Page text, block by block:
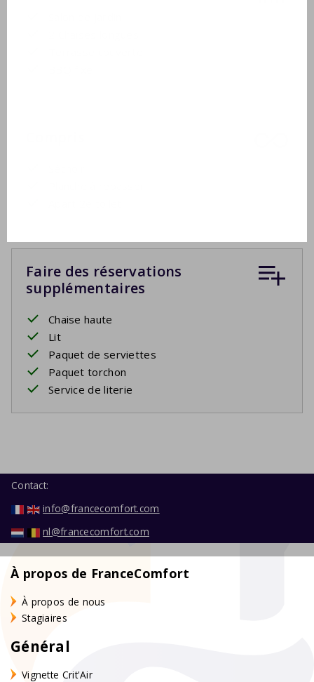
Faire des réservations
supplémentaires
Chaise haute
Lit
Paquet de serviettes
Paquet torchon
Service de literie
Contact:
info@francecomfort.com
nl@francecomfort.com
À propos de FranceComfort
À propos de nous
Stagiaires
Général
Vignette Crit'Air